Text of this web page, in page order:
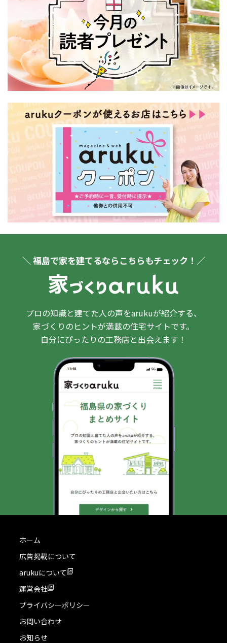
＼ 福島で家を建てるならこちらもチェック！／
プロの知識と建てた人の声をarukuが紹介する、
家づくりのヒントが満載の住宅サイトです。
自分にぴったりの工務店と出会えます！
ホーム
広告掲載について
arukuについて
運営会社
プライバシーポリシー
お問い合わせ
お知らせ